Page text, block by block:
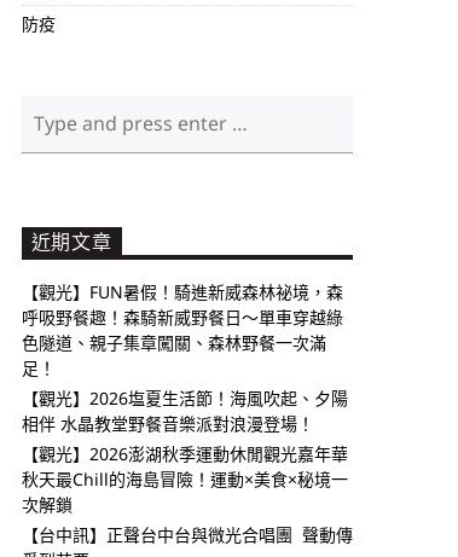
防疫
近期文章
【觀光】FUN暑假！騎進新威森林祕境，森
呼吸野餐趣！森騎新威野餐日～單車穿越綠
色隧道、親子集章闖關、森林野餐一次滿
足！
【觀光】2026塩夏生活節！海風吹起、夕陽
相伴 水晶教堂野餐音樂派對浪漫登場！
【觀光】2026澎湖秋季運動休閒觀光嘉年華
秋天最Chill的海島冒險！運動×美食×秘境一
次解鎖
【台中訊】正聲台中台與微光合唱團 聲動傳